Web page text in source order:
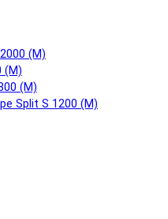
(М)
(М)
(М)
Split S 1200 (М)